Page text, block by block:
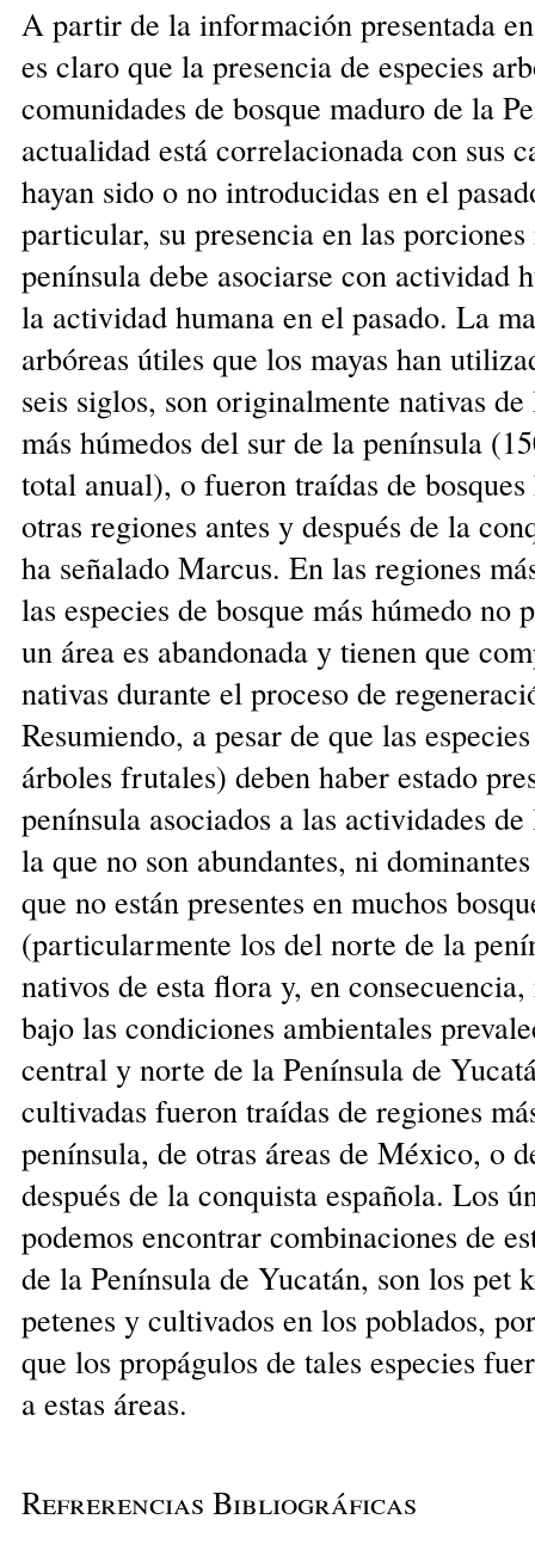
A partir de la información presentada
es claro que la presencia de especies
comunidades de bosque maduro de la
actualidad está correlacionada con sus
hayan sido o no introducidas en el
particular, su presencia en las porciones
península debe asociarse con actividad
la actividad humana en el pasado. La
arbóreas útiles que los mayas han
seis siglos, son originalmente nativas
más húmedos del sur de la península
total anual), o fueron traídas de
otras regiones antes y después de la
ha señalado Marcus. En las regiones
las especies de bosque más húmedo no
un área es abandonada y tienen que
nativas durante el proceso de
Resumiendo, a pesar de que las
árboles frutales) deben haber estado
península asociados a las actividades
la que no son abundantes, ni
que no están presentes en muchos
(particularmente los del norte de la
nativos de esta flora y, en
bajo las condiciones ambientales
central y norte de la Península de
cultivadas fueron traídas de regiones
península, de otras áreas de México, o
después de la conquista española. Los
podemos encontrar combinaciones de
de la Península de Yucatán, son los pet
petenes y cultivados en los poblados,
que los propágulos de tales especies
a estas áreas.
Refrerencias Bibliográficas